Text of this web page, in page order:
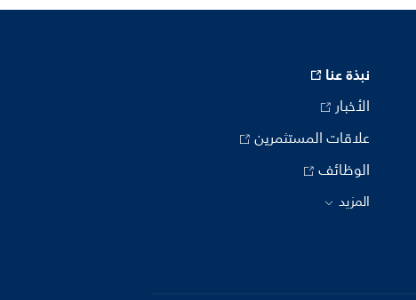
نبذة عنا
الأخبار
علاقات المستثمرين
الوظائف
المزيد